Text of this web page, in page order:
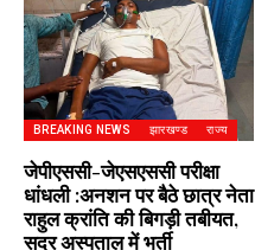
BREAKING NEWS झारखण्ड राज्य
जेपीएससी-जेएसएससी परीक्षा
धांधली :अनशन पर बैठे छात्र नेता
राहुल क्रांति की बिगड़ी तबीयत,
सदर अस्पताल में भर्ती